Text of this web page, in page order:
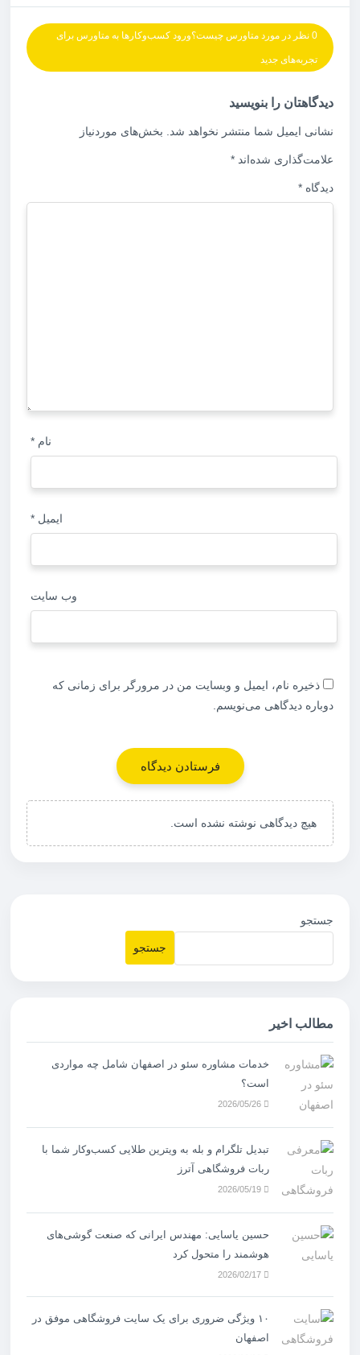
0 نظر در مورد متاورس چیست؟ورود کسب‌وکارها به متاورس برای
تجربه‌های جدید
دیدگاهتان را بنویسید
نشانی ایمیل شما منتشر نخواهد شد. بخش‌های موردنیاز
علامت‌گذاری شده‌اند *
دیدگاه *
نام *
ایمیل *
وب‌ سایت
ذخیره نام، ایمیل و وبسایت من در مرورگر برای زمانی که
دوباره دیدگاهی می‌نویسم.
هیچ دیدگاهی نوشته نشده است.
جستجو
جستجو
مطالب اخیر
خدمات مشاوره سئو در اصفهان شامل چه مواردی
است؟
تبدیل تلگرام و بله به ویترین طلایی کسب‌وکار شما با
ربات فروشگاهی آترز
حسین یاسایی: مهندس ایرانی که صنعت گوشی‌های
هوشمند را متحول کرد
۱۰ ویژگی ضروری برای یک سایت فروشگاهی موفق در
اصفهان